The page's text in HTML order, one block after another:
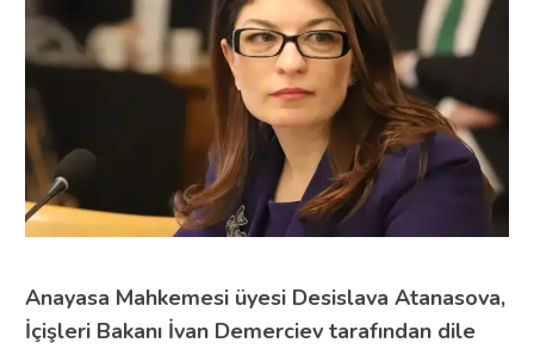
Anayasa Mahkemesi üyesi Desislava Atanasova,
İçişleri Bakanı İvan Demerciev tarafından dile